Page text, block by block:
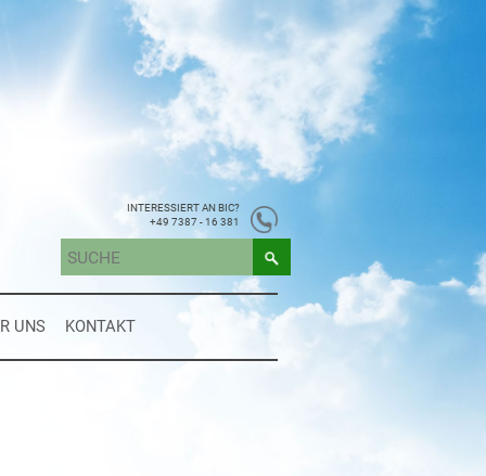
INTERESSIERT AN BIC?
+49 7387 - 16 381
UNS KONTAKT